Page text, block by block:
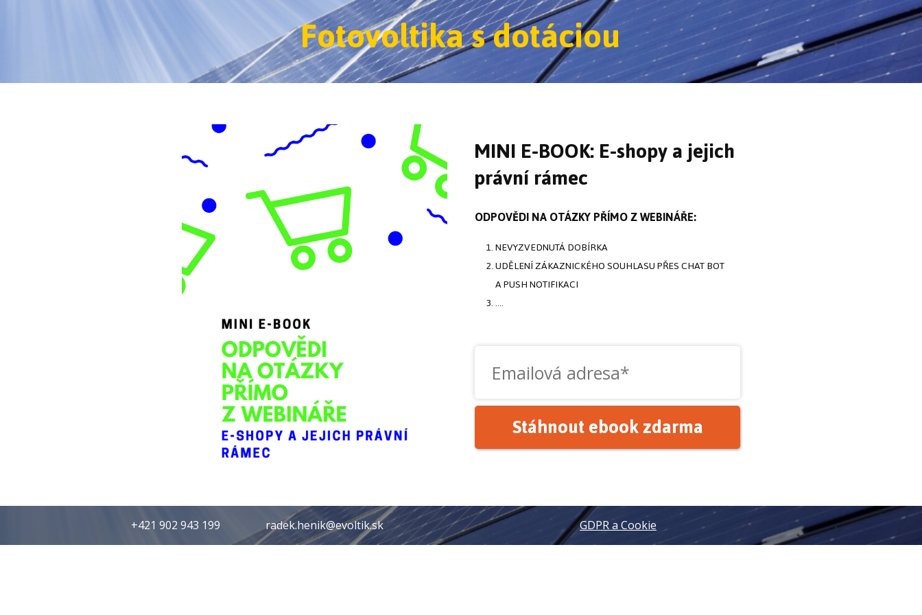
Fotovoltika s dotáciou
MINI E-BOOK: E-shopy a jejich
právní rámec
ODPOVĚDI NA OTÁZKY PŘÍMO Z WEBINÁŘE:
NEVYZVEDNUTÁ DOBÍRKA
UDĚLENÍ ZÁKAZNICKÉHO SOUHLASU PŘES CHAT BOT
A PUSH NOTIFIKACI
....
Stáhnout ebook zdarma
+421 902 943 199 radek.henik@evoltik.sk GDPR a Cookie